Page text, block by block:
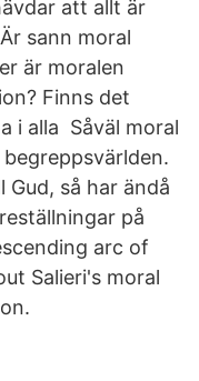
att allt är
sann moral
är moralen
Finns det
i alla Såväl moral
så har ändå
på
arc of
Salieri's moral